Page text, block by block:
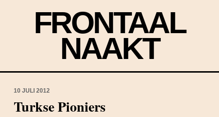
FRONTAAL
NAAKT
10 JULI 2012
Turkse Pioniers